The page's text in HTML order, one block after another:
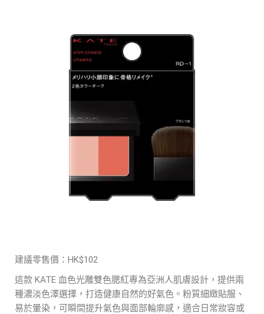
建議零售價：HK$102
這款 KATE 血色光雕雙色腮紅專為亞洲人肌膚設計，提供兩
種濃淡色澤選擇，打造健康自然的好氣色。粉質細緻貼服、
易於暈染，可瞬間提升氣色與面部輪廓感，適合日常妝容或